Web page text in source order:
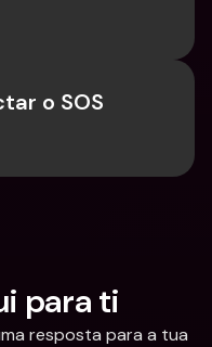
o SOS
para ti
resposta para a tua